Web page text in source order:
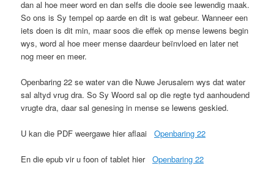
dan al hoe meer word en dan selfs die dooie see lewendig maak.
So ons is Sy tempel op aarde en dit is wat gebeur. Wanneer een
iets doen is dit min, maar soos die effek op mense lewens begin
wys, word al hoe meer mense daardeur beïnvloed en later net
nog meer en meer.
Openbaring 22 se water van die Nuwe Jerusalem wys dat water
sal altyd vrug dra. So Sy Woord sal op die regte tyd aanhoudend
vrugte dra, daar sal genesing in mense se lewens geskied.
U kan die PDF weergawe hier aflaaiOpenbaring 22
En die epub vir u foon of tablet hierOpenbaring 22